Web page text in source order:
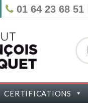
01 64 23 68 51
CERTIFICATIONS